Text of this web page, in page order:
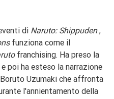
di Naruto: Shippuden,
funziona come il
franchising. Ha preso la
e poi ha esteso la narrazione
Uzumaki che affronta
l'annientamento della